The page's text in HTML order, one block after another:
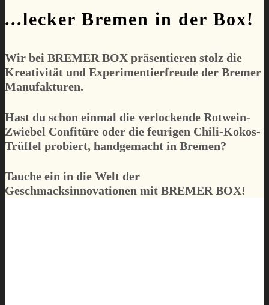
...lecker Bremen in der Box!
Wir bei BREMER BOX präsentieren stolz die
Kreativität und Experimentierfreude der Bremer
Manufakturen.
Hast du schon einmal die verlockende Rotwein-
Zwiebel Confitüre oder die feurigen Chili-Kokos-
Trüffel probiert, handgemacht in Bremen?
Tauche ein in die Welt der
Geschmacksinnovationen mit BREMER BOX!